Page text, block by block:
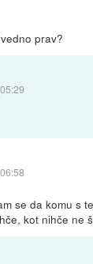
prav?
se da komu s
kot nihče ne